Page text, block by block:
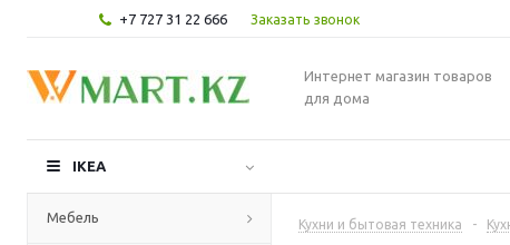
+7 727 31 22 666 Заказать звонок
Интернет магазин товаров
для дома
IKEA
Мебель Кухни и бытовая техника -